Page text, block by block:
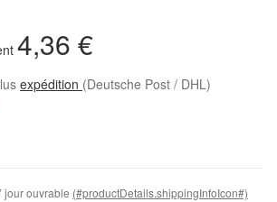
4,36 €
expédition (Deutsche Post / DHL)
jour ouvrable (#productDetails.shippingInfoIcon#)